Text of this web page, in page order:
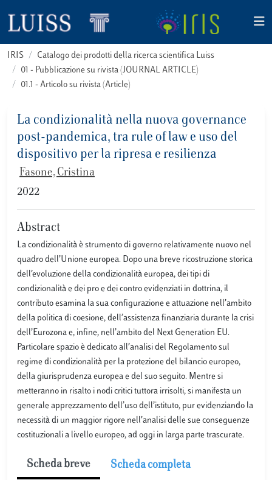
IRIS
Catalogo dei prodotti della ricerca scientifica Luiss
01 - Pubblicazione su rivista (JOURNAL ARTICLE)
01.1 - Articolo su rivista (Article)
La condizionalità nella nuova governance
post-pandemica, tra rule of law e uso del
dispositivo per la ripresa e resilienza
Fasone, Cristina
2022
Abstract
La condizionalità è strumento di governo relativamente nuovo nel
quadro dell’Unione europea. Dopo una breve ricostruzione storica
dell’evoluzione della condizionalità europea, dei tipi di
condizionalità e dei pro e dei contro evidenziati in dottrina, il
contributo esamina la sua configurazione e attuazione nell’ambito
della politica di coesione, dell’assistenza finanziaria durante la crisi
dell’Eurozona e, infine, nell’ambito del Next Generation EU.
Particolare spazio è dedicato all’analisi del Regolamento sul
regime di condizionalità per la protezione del bilancio europeo,
della giurisprudenza europea e del suo seguito. Mentre si
metteranno in risalto i nodi critici tuttora irrisolti, si manifesta un
generale apprezzamento dell’uso dell’istituto, pur evidenziando la
necessità di un maggior rigore nell’analisi delle sue conseguenze
costituzionali a livello europeo, ad oggi in larga parte trascurate.
Scheda breve Scheda completa